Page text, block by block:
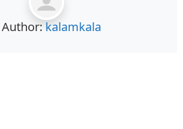
Author:kalamkala